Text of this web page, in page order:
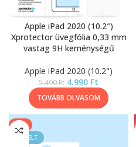
Apple iPad 2020 (10.2″)
Xprotector üvegfólia 0,33 mm
vastag 9H keménységű
Apple iPad 2020 (10.2")
5.490Ft 4.990 Ft
TOVÁBB OLVASOM
-9%
KIEMELT